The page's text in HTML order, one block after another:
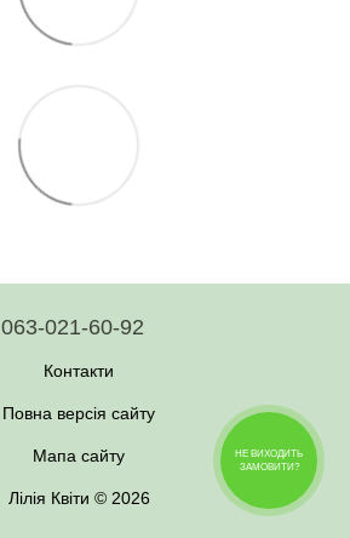
063-021-60-92
Контакти
Повна версія сайту
Мапа сайту
Лілія Квіти © 2026
НЕ ВИХОДИТЬ
ЗАМОВИТИ?